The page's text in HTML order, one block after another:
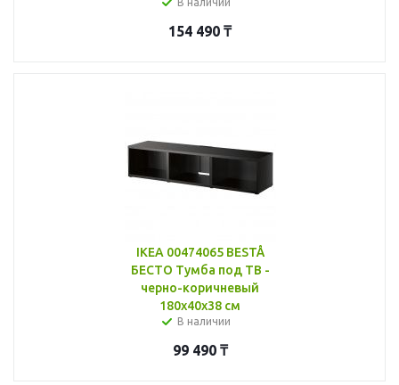
154 490 ₸
IKEA 00474065 BESTÅ
БЕСТО Тумба под ТВ -
черно-коричневый
180x40x38 см
В наличии
99 490₸